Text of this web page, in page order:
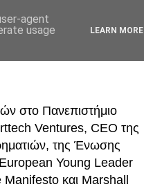
στο Πανεπιστήμιο
Ventures, CEO της
της Ένωσης
Young Leader
και Marshall
agent
usage
LEARN MORE